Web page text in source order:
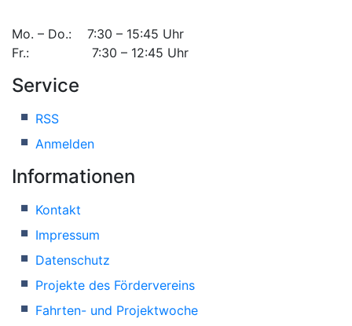
Mo. – Do.: 7:30 – 15:45 Uhr
Fr.: 7:30 – 12:45 Uhr
Service
RSS
Anmelden
Informationen
Kontakt
Impressum
Datenschutz
Projekte des Fördervereins
Fahrten- und Projektwoche